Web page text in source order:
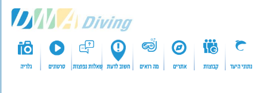
נתוני היעד קבוצות אתרים מה רואים חשוב לדעת שאלות נפוצות סרטונים גלריה